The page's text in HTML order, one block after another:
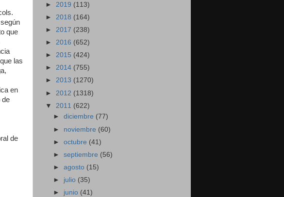
que
las
en
de
de
► 2019 (113)
► 2018 (164)
► 2017 (238)
► 2016 (652)
► 2015 (424)
► 2014 (755)
► 2013 (1270)
► 2012 (1318)
▼ 2011 (622)
►diciembre (77)
► noviembre (60)
►octubre (41)
►septiembre (56)
►agosto (15)
► julio (35)
► junio (41)